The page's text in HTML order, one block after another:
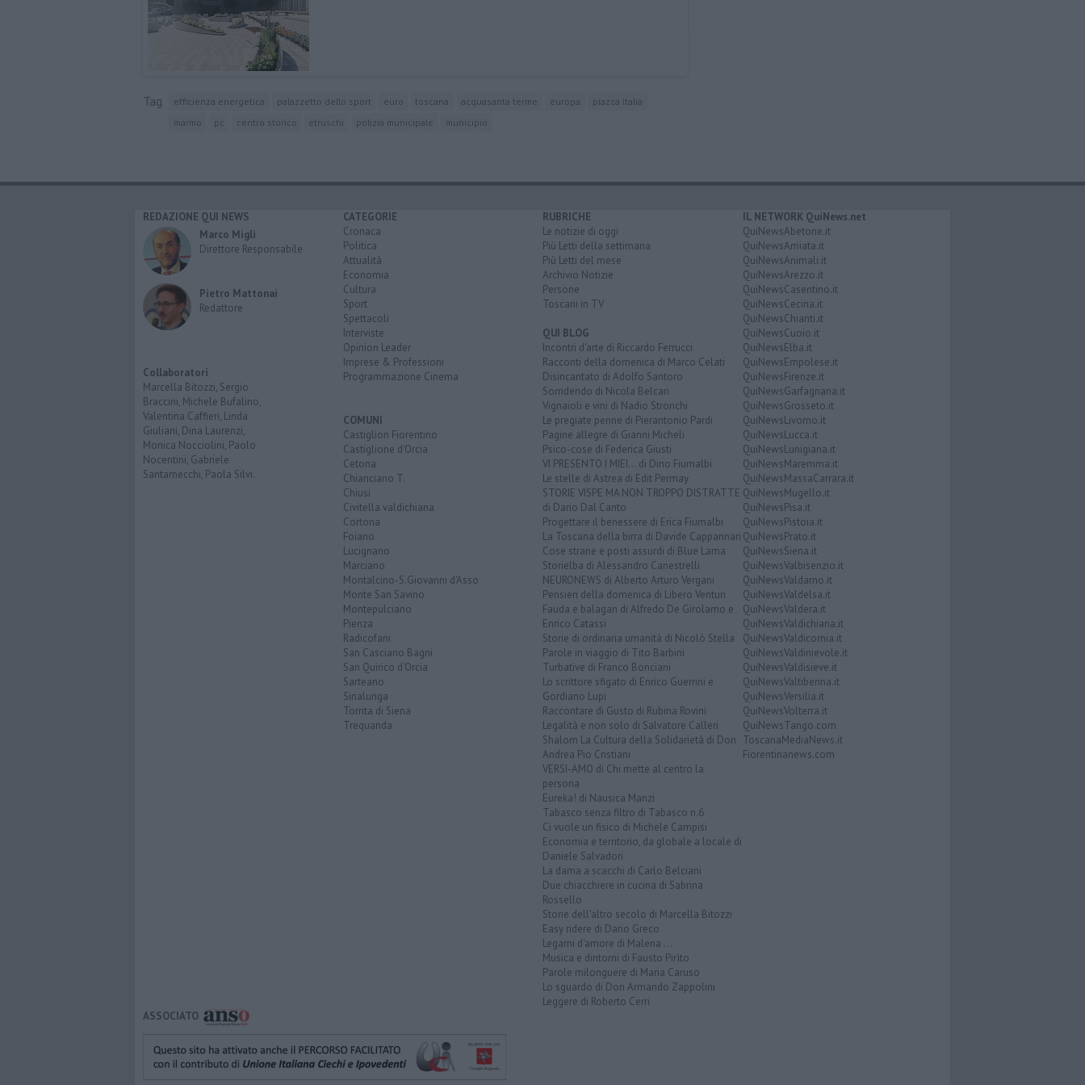
Tag efficienza energetica palazzetto dello sport euro toscana acquasanta terme europa
piazza italia
marmo
pc centro storico etruschi polizia municipale municipio
REDAZIONE QUI NEWS
Marco Migli
Direttore Responsabile
Pietro Mattonai
Redattore
Collaboratori
Marcella Bitozzi, Sergio
Braccini, Michele Bufalino,
Valentina Caffieri, Linda
Giuliani, Dina Laurenzi,
Monica Nocciolini, Paolo
Nocentini, Gabriele
Santarnecchi, Paola Silvi.
CATEGORIE
Cronaca
Politica
Attualità
Economia
Cultura
Sport
Spettacoli
Interviste
Opinion Leader
Imprese & Professioni
Programmazione Cinema
COMUNI
Castiglion Fiorentino
Castiglione d'Orcia
Cetona
Chianciano T.
Chiusi
Civitella valdichiana
Cortona
Foiano
Lucignano
Marciano
Montalcino-S.Giovanni d'Asso
Monte San Savino
Montepulciano
Pienza
Radicofani
San Casciano Bagni
San Quirico d'Orcia
Sarteano
Sinalunga
Torrita di Siena
Trequanda
RUBRICHE
Le notizie di oggi
Più Letti della settimana
Più Letti del mese
Archivio Notizie
Persone
Toscani in TV
QUI BLOG
Incontri d'arte di Riccardo Ferrucci
Racconti della domenica di Marco Celati
Disincantato di Adolfo Santoro
Sorridendo di Nicola Belcari
Vignaioli e vini di Nadio Stronchi
Le pregiate penne di Pierantonio Pardi
Pagine allegre di Gianni Micheli
Psico-cose di Federica Giusti
VI PRESENTO I MIEI... di Dino Fiumalbi
Le stelle di Astrea di Edit Permay
STORIE VISPE MA NON TROPPO DISTRATTE
di Dario Dal Canto
Progettare il benessere di Erica Fiumalbi
La Toscana della birra di Davide Cappannari
Cose strane e posti assurdi di Blue Lama
Storielba di Alessandro Canestrelli
NEURONEWS di Alberto Arturo Vergani
Pensieri della domenica di Libero Venturi
Fauda e balagan di Alfredo De Girolamo e
Enrico Catassi
Storie di ordinaria umanità di Nicolò Stella
Parole in viaggio di Tito Barbini
Turbative di Franco Bonciani
Lo scrittore sfigato di Enrico Guerrini e
Gordiano Lupi
Raccontare di Gusto di Rubina Rovini
Legalità e non solo di Salvatore Calleri
Shalom La Cultura della Solidarietà di Don
Andrea Pio Cristiani
VERSI-AMO di Chi mette al centro la
persona
Eureka! di Nausica Manzi
Tabasco senza filtro di Tabasco n.6
Ci vuole un fisico di Michele Campisi
Economia e territorio, da globale a locale di
Daniele Salvadori
La dama a scacchi di Carlo Belciani
Due chiacchiere in cucina di Sabrina
Rossello
Storie dell'altro secolo di Marcella Bitozzi
Easy ridere di Dario Greco
Legami d'amore di Malena ...
Musica e dintorni di Fausto Pirìto
Parole milonguere di Maria Caruso
Lo sguardo di Don Armando Zappolini
Leggere di Roberto Cerri
IL NETWORK QuiNews.net
QuiNewsAbetone.it
QuiNewsAmiata.it
QuiNewsAnimali.it
QuiNewsArezzo.it
QuiNewsCasentino.it
QuiNewsCecina.it
QuiNewsChianti.it
QuiNewsCuoio.it
QuiNewsElba.it
QuiNewsEmpolese.it
QuiNewsFirenze.it
QuiNewsGarfagnana.it
QuiNewsGrosseto.it
QuiNewsLivorno.it
QuiNewsLucca.it
QuiNewsLunigiana.it
QuiNewsMaremma.it
QuiNewsMassaCarrara.it
QuiNewsMugello.it
QuiNewsPisa.it
QuiNewsPistoia.it
QuiNewsPrato.it
QuiNewsSiena.it
QuiNewsValbisenzio.it
QuiNewsValdarno.it
QuiNewsValdelsa.it
QuiNewsValdera.it
QuiNewsValdichiana.it
QuiNewsValdicornia.it
QuiNewsValdinievole.it
QuiNewsValdisieve.it
QuiNewsValtiberina.it
QuiNewsVersilia.it
QuiNewsVolterra.it
QuiNewsTango.com
ToscanaMediaNews.it
Fiorentinanews.com
ASSOCIATO